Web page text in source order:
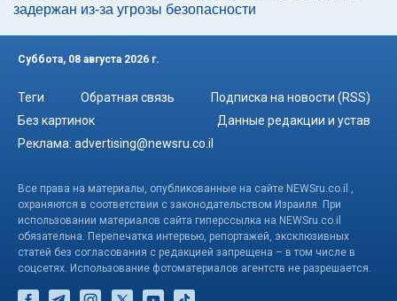
задержан из-за угрозы безопасности
Суббота, 08 августа 2026 г.
Теги Обратная связь
Подписка на новости (RSS)
Без картинок
Данные редакции и устав
Реклама: advertising@newsru.co.il
Все права на материалы, опубликованные на сайте NEWSru.co.il ,
охраняются в соответствии с законодательством Израиля. При
использовании материалов сайта гиперссылка на NEWSru.co.il
обязательна. Перепечатка интервью, репортажей, эксклюзивных
статей без согласования с редакцией запрещена – в том числе в
соцсетях. Использование фотоматериалов агентств не разрешается.